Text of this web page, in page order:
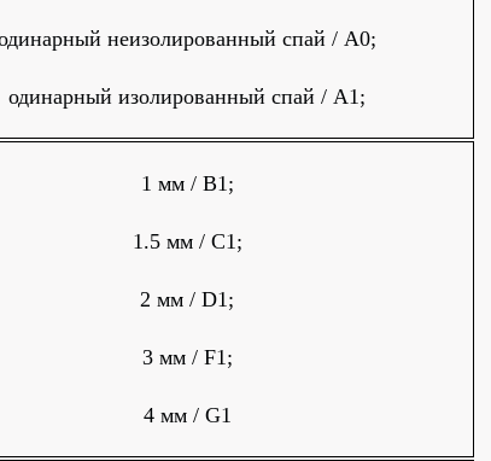
неизолированный спай / A0;
одинарный изолированный спай / A1;
1 мм / B1;
1.5 мм / C1;
2 мм / D1;
3 мм / F1;
4 мм / G1